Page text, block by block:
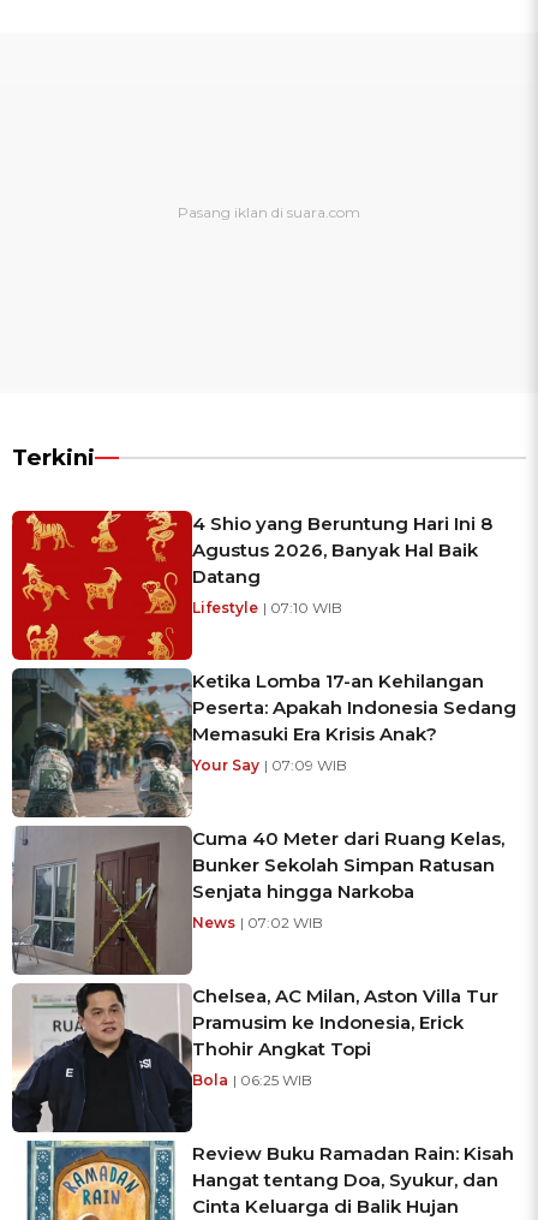
Terkini
4 Shio yang Beruntung Hari Ini 8
Agustus 2026, Banyak Hal Baik
Datang
Lifestyle | 07:10 WIB
Ketika Lomba 17-an Kehilangan
Peserta: Apakah Indonesia Sedang
Memasuki Era Krisis Anak?
Your Say | 07:09 WIB
Cuma 40 Meter dari Ruang Kelas,
Bunker Sekolah Simpan Ratusan
Senjata hingga Narkoba
News | 07:02 WIB
Chelsea, AC Milan, Aston Villa Tur
Pramusim ke Indonesia, Erick
Thohir Angkat Topi
Bola | 06:25 WIB
Review Buku Ramadan Rain: Kisah
Hangat tentang Doa, Syukur, dan
Cinta Keluarga di Balik Hujan